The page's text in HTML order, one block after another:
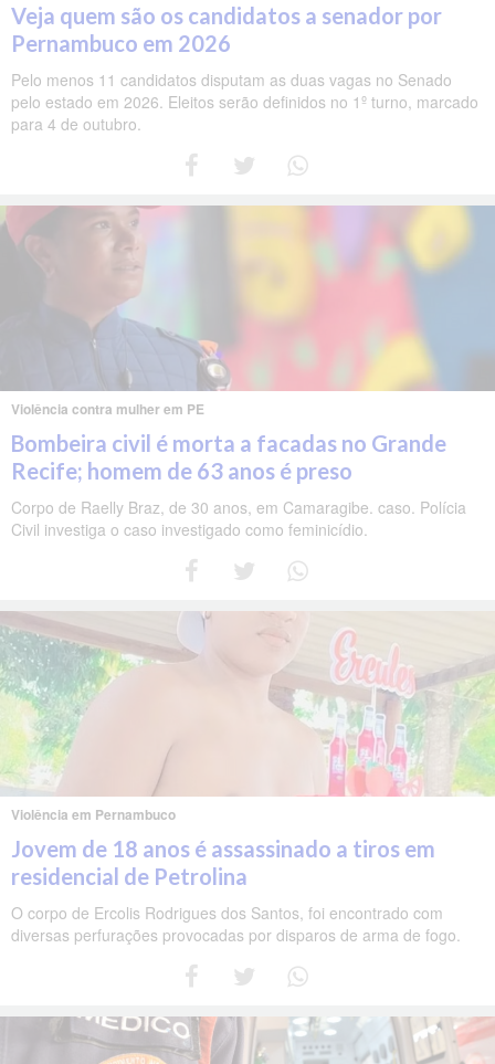
Veja quem são os candidatos a senador por
Pernambuco em 2026
Pelo menos 11 candidatos disputam as duas vagas no Senado
pelo estado em 2026. Eleitos serão definidos no 1º turno, marcado
para 4 de outubro.
Violência contra mulher em PE
Bombeira civil é morta a facadas no Grande
Recife; homem de 63 anos é preso
Corpo de Raelly Braz, de 30 anos, em Camaragibe. caso. Polícia
Civil investiga o caso investigado como feminicídio.
Violência em Pernambuco
Jovem de 18 anos é assassinado a tiros em
residencial de Petrolina
O corpo de Ercolis Rodrigues dos Santos, foi encontrado com
diversas perfurações provocadas por disparos de arma de fogo.